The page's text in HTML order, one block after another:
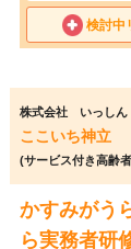
検討中
株式会社 いっしん
ここいち神立
(サービス付き高齢
かすみがう
ら実務者研